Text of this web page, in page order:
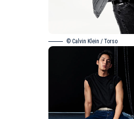
© Calvin Klein / Torso